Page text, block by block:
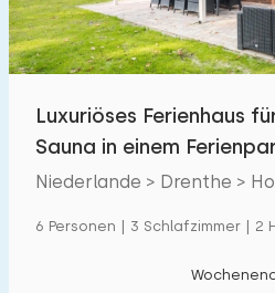
Luxuriöses Ferienhaus
Sauna in einem
Niederlande > Drenthe >
6 Personen | 3 Schlafzimmer | 2